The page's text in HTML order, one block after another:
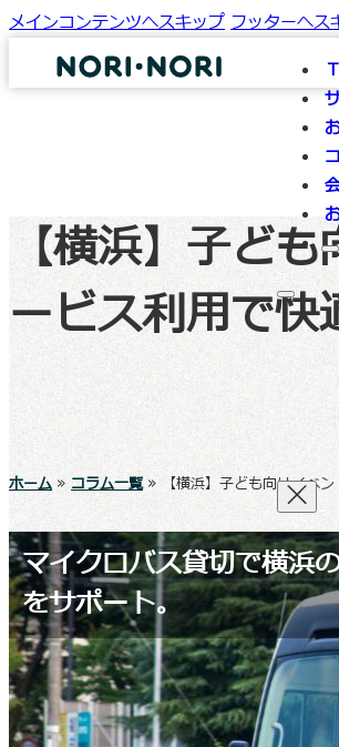
メインコンテンツへスキップ フッターへス
TOP
サービ
お知ら
コラム
【横浜】子ど
ービス利用で快
ホーム » コラム一覧 » 【横浜】子ども向けイベ
マイクロバス貸切で横浜
をサポート。